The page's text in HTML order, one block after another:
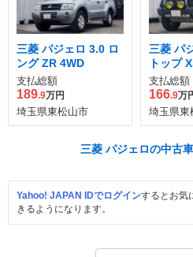
三菱 パジェロ 3.0 ロ
ング ZR 4WD
支払総額
189.9万円
埼玉県東松山市
三菱 パ
トップ
ルターボ
支払総額
166.9万
埼玉県東
三菱 パジェロの中古
Yahoo! JAPAN IDでログインするとお気
きるようになります。